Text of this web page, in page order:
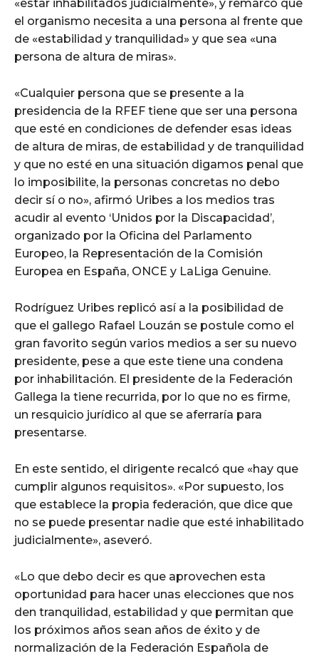
«estar inhabilitados judicialmente», y remarcó que
el organismo necesita a una persona al frente que
de «estabilidad y tranquilidad» y que sea «una
persona de altura de miras».
«Cualquier persona que se presente a la
presidencia de la RFEF tiene que ser una persona
que esté en condiciones de defender esas ideas
de altura de miras, de estabilidad y de tranquilidad
y que no esté en una situación digamos penal que
lo imposibilite, la personas concretas no debo
decir sí o no», afirmó Uribes a los medios tras
acudir al evento ‘Unidos por la Discapacidad’,
organizado por la Oficina del Parlamento
Europeo, la Representación de la Comisión
Europea en España, ONCE y LaLiga Genuine.
Rodríguez Uribes replicó así a la posibilidad de
que el gallego Rafael Louzán se postule como el
gran favorito según varios medios a ser su nuevo
presidente, pese a que este tiene una condena
por inhabilitación. El presidente de la Federación
Gallega la tiene recurrida, por lo que no es firme,
un resquicio jurídico al que se aferraría para
presentarse.
En este sentido, el dirigente recalcó que «hay que
cumplir algunos requisitos». «Por supuesto, los
que establece la propia federación, que dice que
no se puede presentar nadie que esté inhabilitado
judicialmente», aseveró.
«Lo que debo decir es que aprovechen esta
oportunidad para hacer unas elecciones que nos
den tranquilidad, estabilidad y que permitan que
los próximos años sean años de éxito y de
normalización de la Federación Española de